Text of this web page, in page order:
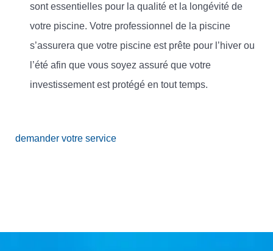
sont essentielles pour la qualité et la longévité de
votre piscine. Votre professionnel de la piscine
s’assurera que votre piscine est prête pour l’hiver ou
l’été afin que vous soyez assuré que votre
investissement est protégé en tout temps.
demander votre service